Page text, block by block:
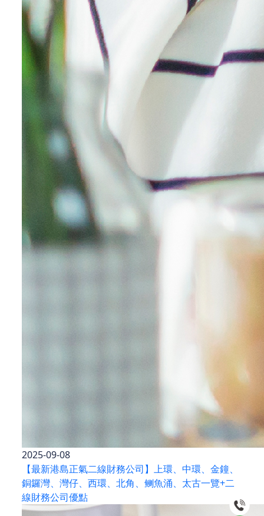
2025-09-08
【最新港島正氣二線財務公司】上環、中環、金鐘、
銅鑼灣、灣仔、西環、北角、鲗魚涌、太古一覽+二
線財務公司優點